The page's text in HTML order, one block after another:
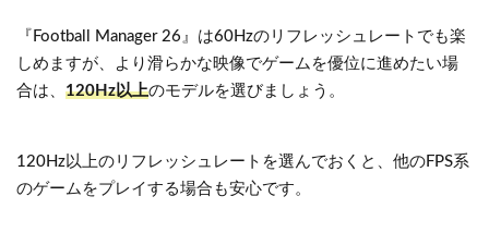
『Football Manager 26』は60Hzのリフレッシュレートでも楽
しめますが、より滑らかな映像でゲームを優位に進めたい場
合は、 120Hz以上のモデルを選びましょう。
120Hz以上のリフレッシュレートを選んでおくと、他のFPS系
のゲームをプレイする場合も安心です。